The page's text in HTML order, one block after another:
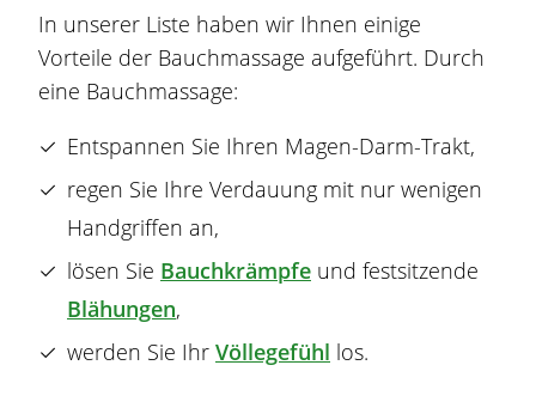
In unserer Liste haben wir Ihnen einige
Vorteile der Bauchmassage aufgeführt. Durch
eine Bauchmassage:
Entspannen Sie Ihren Magen-Darm-Trakt,
regen Sie Ihre Verdauung mit nur wenigen
Handgriffen an,
lösen Sie Bauchkrämpfe und festsitzende
Blähungen,
werden Sie Ihr Völlegefühl los.